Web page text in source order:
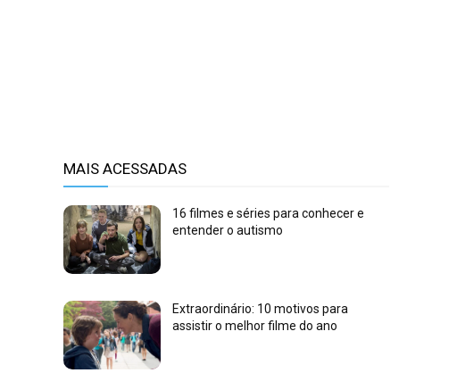
MAIS ACESSADAS
16 filmes e séries para conhecer e
entender o autismo
Extraordinário: 10 motivos para
assistir o melhor filme do ano